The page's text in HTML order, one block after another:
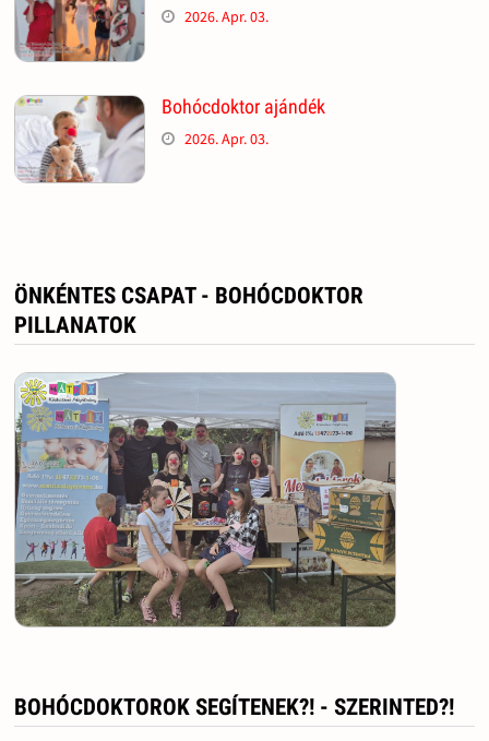
2026. Apr. 03.
Bohócdoktor ajándék
2026. Apr. 03.
ÖNKÉNTES CSAPAT - BOHÓCDOKTOR
PILLANATOK
BOHÓCDOKTOROK SEGÍTENEK?! - SZERINTED?!